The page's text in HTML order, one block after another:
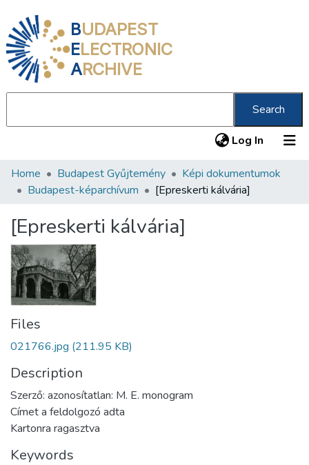
BUDAPEST
ELECTRONIC
ARCHIVE
Search
Log In (current)
Communities & Collections
Statistics
About us
Home Budapest Gyűjtemény
Képi dokumentumok
Budapest-képarchívum
[Epreskerti kálvária]
[Epreskerti kálvária]
Files
021766.jpg (211.95 KB)
Description
Szerző: azonosítatlan: M. E. monogram
Címet a feldolgozó adta
Kartonra ragasztva
Keywords